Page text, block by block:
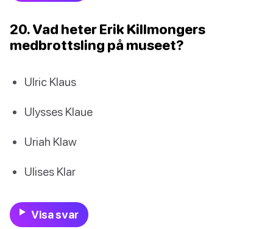
20. Vad heter Erik Killmongers
medbrottsling på museet?
Ulric Klaus
Ulysses Klaue
Uriah Klaw
Ulises Klar
Visa svar